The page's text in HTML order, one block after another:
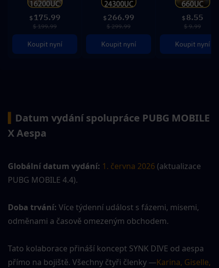
$ 175.99
$ 199.99
Koupit nyní
$ 266.99
$ 299.99
Koupit nyní
$ 8.55
$ 9.99
Koupit nyní
Datum vydání spolupráce PUBG MOBILE
X Aespa
Globální datum vydání: 1. června 2026 (aktualizace
PUBG MOBILE 4.4).
Doba trvání: Více týdenní událost s fázemi, misemi,
odměnami a časově omezeným obchodem.
Tato kolaborace přináší koncept SYNK DIVE od aespa
přímo na bojiště. Všechny čtyři členky —Karina, Giselle,